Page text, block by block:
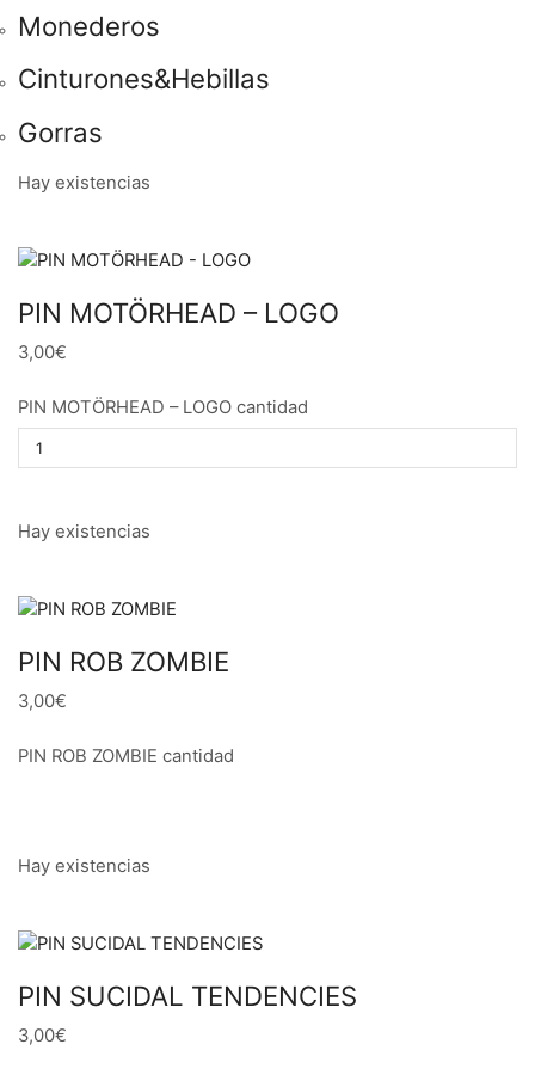
Monederos
Cinturones&Hebillas
Gorras
Hay existencias
PIN MOTÖRHEAD – LOGO
3,00€
PIN MOTÖRHEAD – LOGO cantidad
Hay existencias
PIN ROB ZOMBIE
3,00€
PIN ROB ZOMBIE cantidad
Hay existencias
PIN SUCIDAL TENDENCIES
3,00€